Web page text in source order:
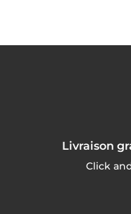
Livraison
Click